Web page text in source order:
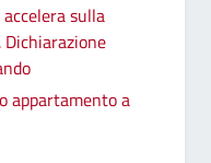
sulla
appartamento a